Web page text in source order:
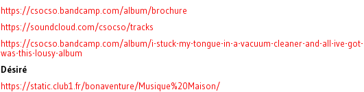
https://csocso.bandcamp.com/album/brochure
https://soundcloud.com/csocso/tracks
https://csocso.bandcamp.com/album/i-stuck-my-tongue-in-a-vacuum-cleaner-and-all-ive-got-
was-this-lousy-album
Désiré
https://static.club1.fr/bonaventure/Musique%20Maison/